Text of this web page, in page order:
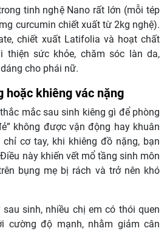
tinh nghệ Nano rất lớn (mỗi tép
curcumin chiết xuất từ 2kg nghệ).
chiết xuất Latifolia và hoạt chất
thiện sức khỏe, chăm sóc làn da,
cho phái nữ.
hoặc khiêng vác nặng
mắc sau sinh kiêng gì để phòng
không được vận động hay khuân
cơ tay, khi khiêng đồ nặng, bạn
này khiến vết mổ tầng sinh môn
bụng mẹ bị rách và trở nên khó
sinh, nhiều chị em có thói quen
cường độ mạnh, nhằm giảm cân